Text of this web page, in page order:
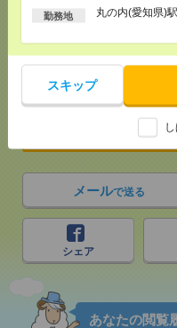
を保証するもの
勤務地 丸の内(愛知県)
スキップ
気になる！
メールで送る
シェア
あなたの閲覧